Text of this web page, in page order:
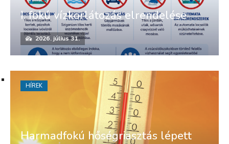
I. fokú vízkorlátozás elrendelése
2026. július 31.
Harmadfokú hőségriasztás lépett
HÍREK